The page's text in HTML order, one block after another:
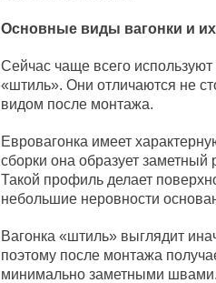
Основные виды вагонки и
Сейчас чаще всего
«штиль». Они отличаются не
видом после монтажа.
Евровагонка имеет
сборки она образует
Такой профиль делает
небольшие неровности
Вагонка «штиль» выглядит
поэтому после монтажа
минимально заметными швами.